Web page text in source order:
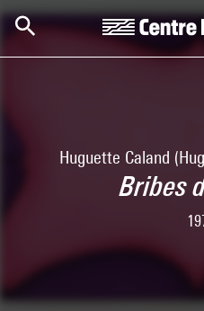
Aller au contenu principal
Centre Pompidou
Huguette Caland
Bribes